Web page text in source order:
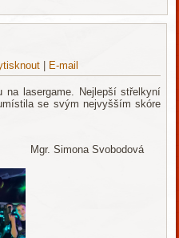
E-mail
lasergame. Nejlepší střelkyní
se svým nejvyšším skóre
Svobodová